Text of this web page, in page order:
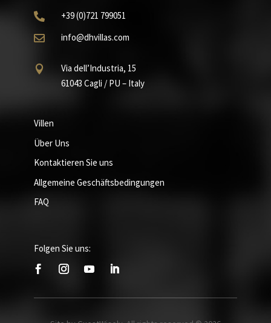
 +39(0)721 799051
 info@dhvillas.com

Via dell’Industria, 15
61043 Cagli / PU – Italy
Villen
Über Uns
Kontaktieren Sie uns
Allgemeine Geschäftsbedingungen
FAQ
Folgen Sie uns: